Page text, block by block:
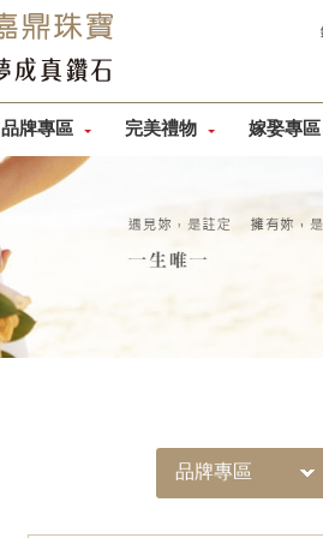
品牌專區 完美禮物 嫁娶專區
品牌專區